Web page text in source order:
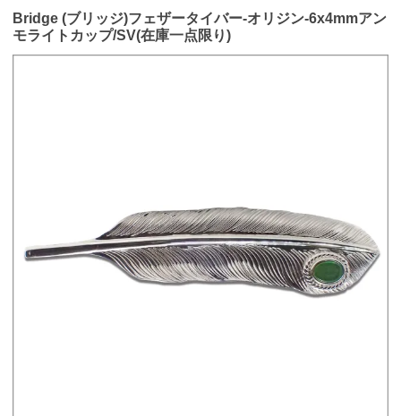
Bridge (ブリッジ)フェザータイバー-オリジン-6x4mmアン
モライトカップ/SV(在庫一点限り)